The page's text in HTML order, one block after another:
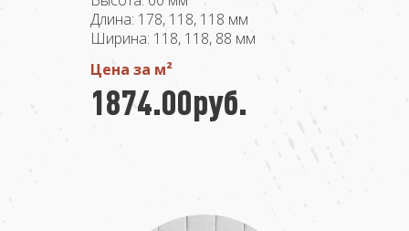
Длина: 178, 118, 118 мм
Ширина: 118, 118, 88 мм
Цена за м²
1874.00руб.